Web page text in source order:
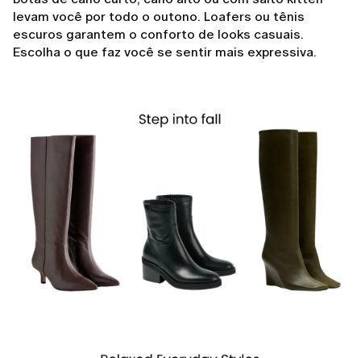
levam você por todo o outono. Loafers ou tênis
escuros garantem o conforto de looks casuais.
Escolha o que faz você se sentir mais expressiva.